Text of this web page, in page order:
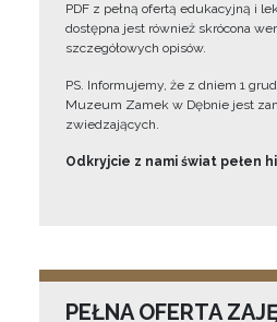
PDF z pełną ofertą edukacyjną i
dostępna jest również skrócona
szczegółowych opisów.
PS. Informujemy, że z dniem 1
Muzeum Zamek w Dębnie jest
zwiedzających.
Odkryjcie z nami świat pełen
PEŁNA OFERTA